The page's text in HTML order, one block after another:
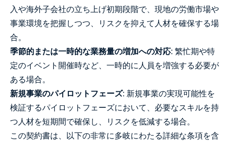
入や海外子会社の立ち上げ初期段階で、現地の労働市場や
事業環境を把握しつつ、リスクを抑えて人材を確保する場
合。
季節的または一時的な業務量の増加への対応: 繁忙期や特
定のイベント開催時など、一時的に人員を増強する必要が
ある場合。
新規事業のパイロットフェーズ: 新規事業の実現可能性を
検証するパイロットフェーズにおいて、必要なスキルを持
つ人材を短期間で確保し、リスクを低減する場合。
この契約書は、以下の非常に多岐にわたる詳細な条項を含